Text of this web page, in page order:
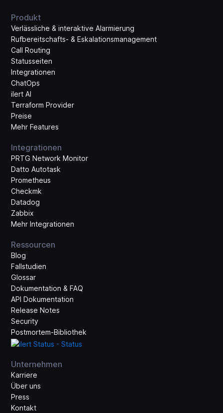
Produkt
Verlässliche & interaktive Alarmierung
Rufbereitschafts- & Eskalations­management
Call Routing
Statusseiten
Integrationen
ChatOps
ilert AI
Terraform Provider
Preise
Mehr Features
Integrationen
PRTG Network Monitor
Datto Autotask
Prometheus
Checkmk
Datadog
Zabbix
Mehr Integrationen
Ressourcen
Blog
Fallstudien
Glossar
Dokumentation & FAQ
API Dokumentation
Release Notes
Security
Postmortem-Bibliothek
Unternehmen
Karriere
Über uns
Press
Kontakt